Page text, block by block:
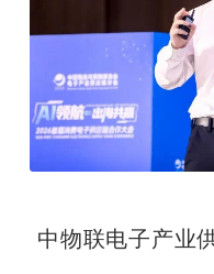
中物联电子产业